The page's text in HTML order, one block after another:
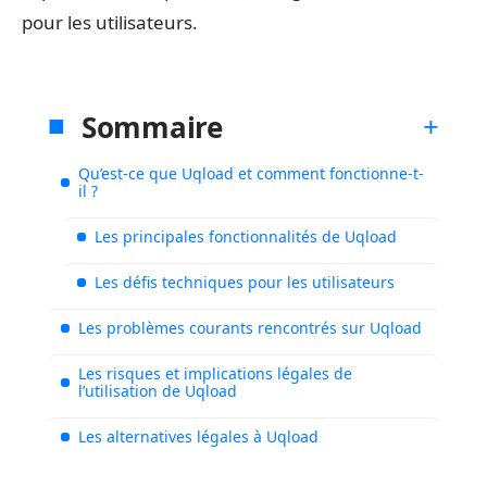
pour les utilisateurs.
Sommaire
Qu’est-ce que Uqload et comment fonctionne-t-
il ?
Les principales fonctionnalités de Uqload
Les défis techniques pour les utilisateurs
Les problèmes courants rencontrés sur Uqload
Les risques et implications légales de
l’utilisation de Uqload
Les alternatives légales à Uqload